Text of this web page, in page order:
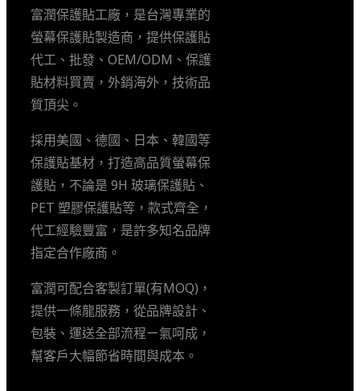
富潤保護貼工廠，是台灣專業的
螢幕保護貼製造商，提供保護貼
代工、批發、OEM/ODM、保護
貼材料買賣，外銷海外，技術品
質頂尖。
採用美國、德國、日本、韓國等
保護貼基材，打造高品質螢幕保
護貼，不論是 9H 玻璃保護貼、
PET 塑膠保護貼等，款式齊全，
代工經驗豐富，是許多知名品牌
指定合作廠商。
富潤可配合客製訂單(有MOQ)，
提供一條龍服務，從品牌設計、
包裝、運送全部流程ㄧ氣呵成，
幫客戶大幅節省時間與成本。